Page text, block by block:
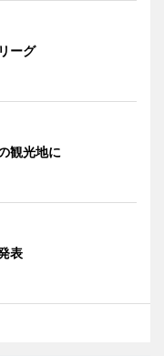
ーグ
観光地に
表